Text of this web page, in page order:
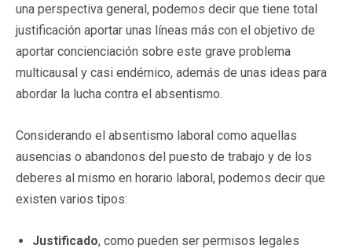
una perspectiva general, podemos decir que tiene total
justificación aportar unas líneas más con el objetivo de
aportar concienciación sobre este grave problema
multicausal y casi endémico, además de unas ideas para
abordar la lucha contra el absentismo.
Considerando el absentismo laboral como aquellas
ausencias o abandonos del puesto de trabajo y de los
deberes al mismo en horario laboral, podemos decir que
existen varios tipos:
Justificado, como pueden ser permisos legales